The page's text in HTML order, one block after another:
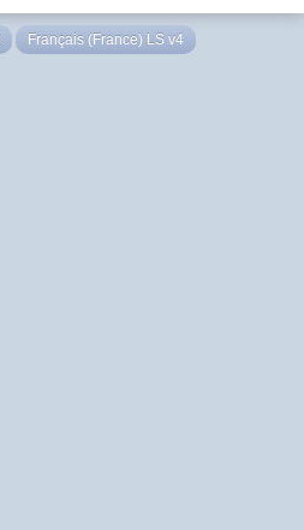
Français (France) LS v4